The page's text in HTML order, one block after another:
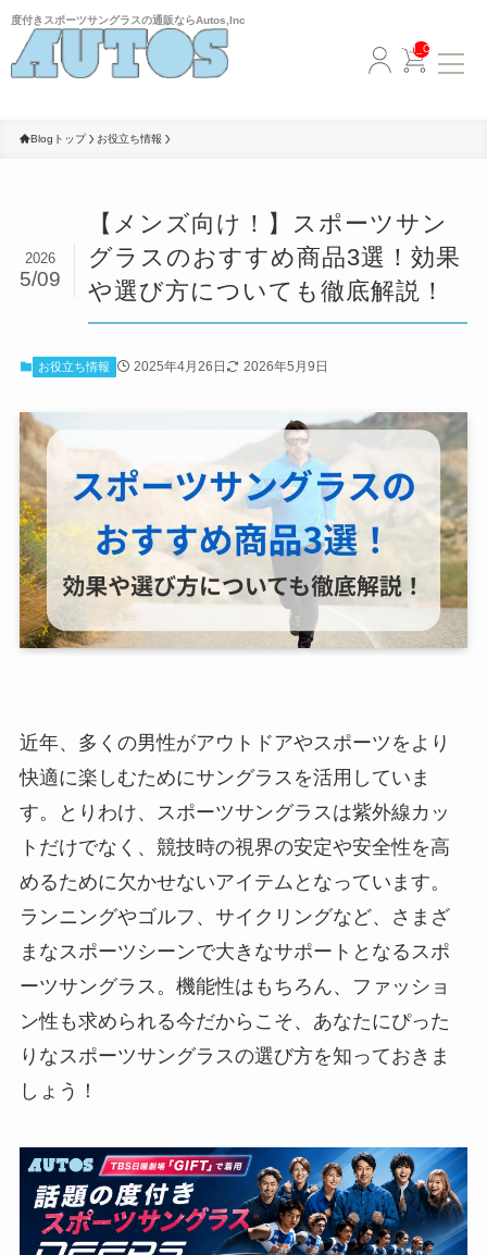
度付きスポーツサングラスの通販ならAutos,Inc
Blogトップ お役立ち情報
【メンズ向け！】スポーツサン
グラスのおすすめ商品3選！効果
や選び方についても徹底解説！
2026
5/09
お役立ち情報 2025年4月26日 2026年5月9日
近年、多くの男性がアウトドアやスポーツをより
快適に楽しむためにサングラスを活用していま
す。とりわけ、スポーツサングラスは紫外線カッ
トだけでなく、競技時の視界の安定や安全性を高
めるために欠かせないアイテムとなっています。
ランニングやゴルフ、サイクリングなど、さまざ
まなスポーツシーンで大きなサポートとなるスポ
ーツサングラス。機能性はもちろん、ファッショ
ン性も求められる今だからこそ、あなたにぴった
りなスポーツサングラスの選び方を知っておきま
しょう！